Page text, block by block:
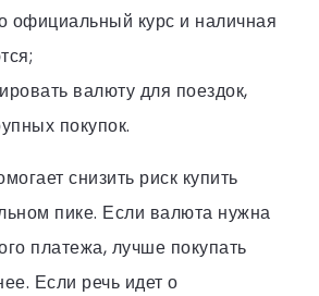
официальный курс и наличная
валюту для поездок,
покупок.
снизить риск купить
пике. Если валюта нужна
платежа, лучше покупать
Если речь идет о